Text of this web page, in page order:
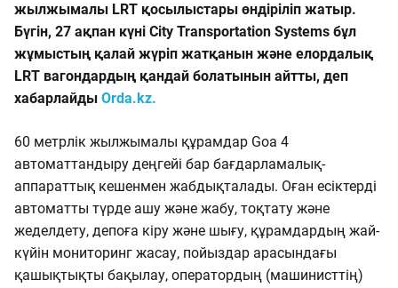
жылжымалы LRT қосылыстары өндіріліп жатыр.
Бүгін, 27 ақпан күні City Transportation Systems бұл
жұмыстың қалай жүріп жатқанын және елордалық
LRT вагондардың қандай болатынын айтты, деп
хабарлайды Orda.kz.
60 метрлік жылжымалы құрамдар Goa 4
автоматтандыру деңгейі бар бағдарламалық-
аппараттық кешенмен жабдықталады. Оған есіктерді
автоматты түрде ашу және жабу, тоқтату және
жеделдету, депоға кіру және шығу, құрамдардың жай-
күйін мониторинг жасау, пойыздар арасындағы
қашықтықты бақылау, оператордың (машинисттің)